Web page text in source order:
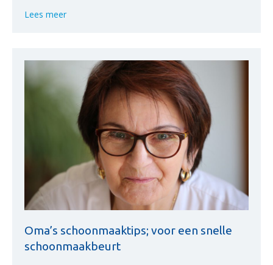
Lees meerabout Je kantoor spic en span, hier 6 manieren!
Oma’s schoonmaaktips; voor een snelle
schoonmaakbeurt